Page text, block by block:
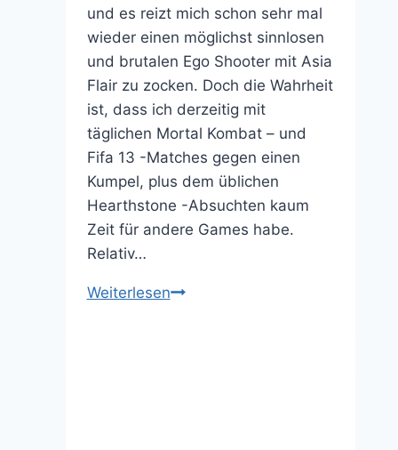
und es reizt mich schon sehr mal
wieder einen möglichst sinnlosen
und brutalen Ego Shooter mit Asia
Flair zu zocken. Doch die Wahrheit
ist, dass ich derzeitig mit
täglichen Mortal Kombat – und
Fifa 13 -Matches gegen einen
Kumpel, plus dem üblichen
Hearthstone -Absuchten kaum
Zeit für andere Games habe.
Relativ…
WeiterlesenDas